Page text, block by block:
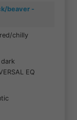
beaver -
red/chilly
dark
EQ